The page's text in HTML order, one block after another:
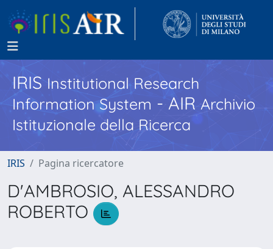
IRISInstitutional Research
Information System - AIR Archivio
Istituzionale della Ricerca
IRIS Pagina ricercatore
D'AMBROSIO, ALESSANDRO
ROBERTO